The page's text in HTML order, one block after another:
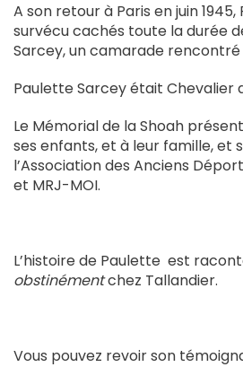
A son retour à Paris en juin
survécu cachés toute la durée
Sarcey, un camarade
Paulette Sarcey était Chevalier
Le Mémorial de la Shoah
ses enfants, et à leur famille, et
l’Association des Anciens
et MRJ-MOI.
L’histoire de Paulette est
obstinémentchez Tallandier.
Vous pouvez revoir son